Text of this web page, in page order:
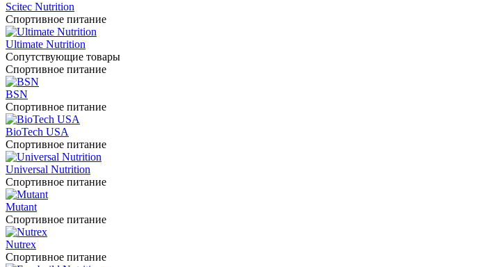
Scitec Nutrition
Спортивное питание
Ultimate Nutrition
Сопутствующие товары
Спортивное питание
BSN
Спортивное питание
BioTech USA
Спортивное питание
Universal Nutrition
Спортивное питание
Mutant
Спортивное питание
Nutrex
Спортивное питание